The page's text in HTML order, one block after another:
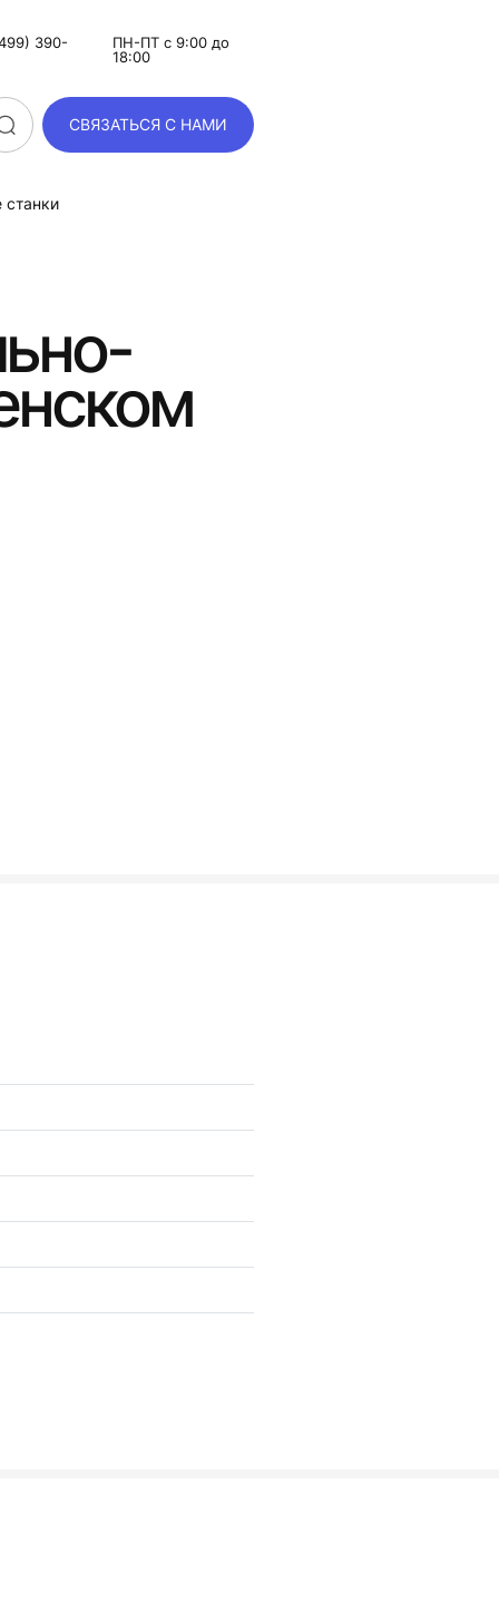
390-
ПН-ПТ с 9:00 до
18:00
СВЯЗАТЬСЯ С НАМИ